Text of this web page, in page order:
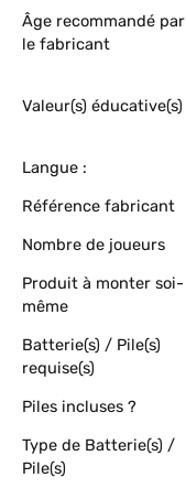
Âge recommandé par
le fabricant
Valeur(s) éducative(s)
Langue :
Référence fabricant
Nombre de joueurs
Produit à monter soi-
même
Batterie(s) / Pile(s)
requise(s)
Piles incluses ?
Type de Batterie(s) /
Pile(s)